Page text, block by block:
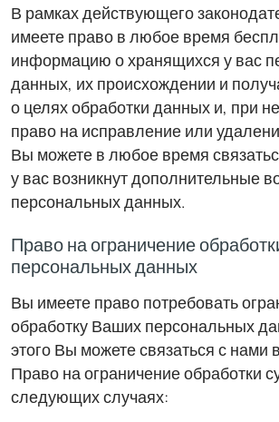
В рамках действующего
имеете право в любое время
информацию о хранящихся у вас
данных, их происхождении и
о целях обработки данных и, при
право на исправление или
Вы можете в любое время
у вас возникнут дополнительные
персональных данных.
Право на ограничение
персональных данных
Вы имеете право потребовать
обработку Ваших персональных
этого Вы можете связаться с нами
Право на ограничение обработки
следующих случаях: